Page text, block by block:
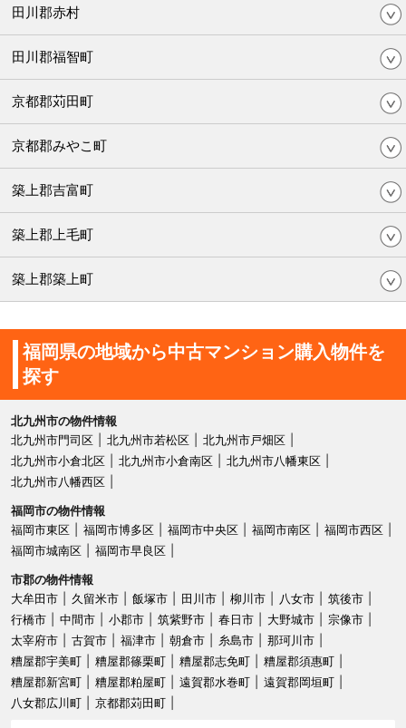
田川郡赤村
田川郡福智町
京都郡苅田町
京都郡みやこ町
築上郡吉富町
築上郡上毛町
築上郡築上町
福岡県の地域から中古マンション購入物件を
探す
北九州市の物件情報
北九州市門司区
北九州市若松区
北九州市戸畑区
北九州市小倉北区
北九州市小倉南区
北九州市八幡東区
北九州市八幡西区
福岡市の物件情報
福岡市東区
福岡市博多区 福岡市中央区 福岡市南区
福岡市西区
福岡市城南区
福岡市早良区
市郡の物件情報
大牟田市
久留米市 飯塚市 田川市 柳川市 八女市
筑後市
行橋市
中間市 小郡市 筑紫野市 春日市 大野城市
宗像市
太宰府市
古賀市 福津市 朝倉市 糸島市
那珂川市
糟屋郡宇美町
糟屋郡篠栗町 糟屋郡志免町
糟屋郡須惠町
糟屋郡新宮町
糟屋郡粕屋町 遠賀郡水巻町
遠賀郡岡垣町
八女郡広川町
京都郡苅田町